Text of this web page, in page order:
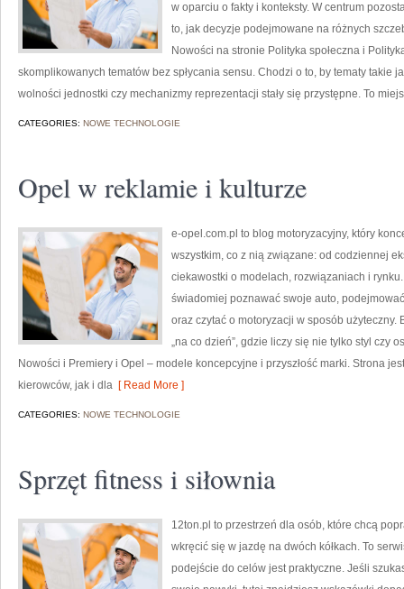
w oparciu o fakty i konteksty. W centrum
to, jak decyzje podejmowane na różnych
Nowości na stronie Polityka społeczna i
skomplikowanych tematów bez spłycania sensu. Chodzi o to, by tematy takie
wolności jednostki czy mechanizmy reprezentacji stały się przystępne. To
CATEGORIES: NOWE TECHNOLOGIE
Opel w reklamie i kulturze
e-opel.com.pl to blog motoryzacyjny, który
wszystkim, co z nią związane: od codziennej
ciekawostki o modelach, rozwiązaniach i
świadomiej poznawać swoje auto,
oraz czytać o motoryzacji w sposób
„na co dzień”, gdzie liczy się nie tylko styl czy
Nowości i Premiery i Opel – modele koncepcyjne i przyszłość marki. Strona
kierowców, jak i dla [ Read More ]
CATEGORIES: NOWE TECHNOLOGIE
Sprzęt fitness i siłownia
12ton.pl to przestrzeń dla osób, które chcą
wkręcić się w jazdę na dwóch kółkach. To
podejście do celów jest praktyczne. Jeśli